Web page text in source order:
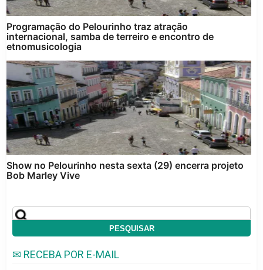
Programação do Pelourinho traz atração
internacional, samba de terreiro e encontro de
etnomusicologia
Show no Pelourinho nesta sexta (29) encerra projeto
Bob Marley Vive
✉ RECEBA POR E-MAIL